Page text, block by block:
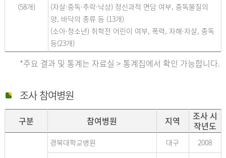
(58개)
(자살·중독·추락·낙상) 정신과적 면담 여부, 중독물질의
양, 바닥의 종류 등 (13개)
(소아·청소년) 취학전 어린이 여부, 폭력, 자해·자살, 중독
등(23개)
*주요 결과 및 통계는 자료실 > 통계집에서 확인 가능합니다.
조사 참여병원
구분 참여병원 지역
조사 시
작년도
경북대학교병원 대구
2008